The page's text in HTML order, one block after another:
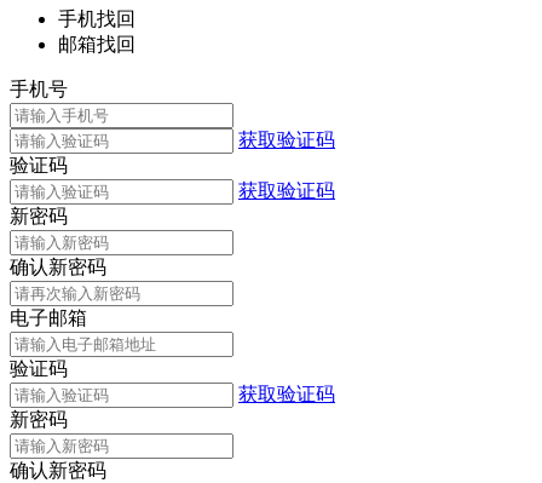
手机找回
邮箱找回
手机号
获取验证码
验证码
获取验证码
新密码
确认新密码
电子邮箱
验证码
获取验证码
新密码
确认新密码